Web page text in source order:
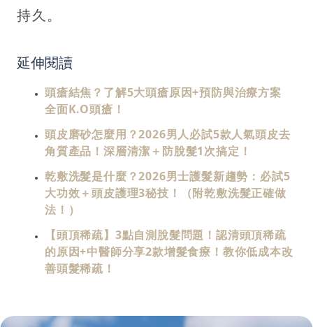
持久。
延伸閱讀
頭瘡結焦？了解5大頭瘡原因+預防與治療方案
全面K.O頭瘡！
頭皮磨砂怎麼用？2026男人必試5款人氣頭皮去
角質產品！深層清潔＋防脫髮1次搞定！
乾敷洗髮是什麼？2026男士護髮新趨勢：必試5
大功效＋頭皮護理3秘技！（附乾敷洗髮正確做
法！）
【頭頂稀疏】3點自測脫髮問題！認清頭頂稀疏
的原因+中醫師分享2款增髮食療！教你低成本改
善頭髮稀疏！